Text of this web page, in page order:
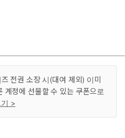
전권 소장 시(대여 제외) 이미
계정에 선물할 수 있는 쿠폰으로
기 >